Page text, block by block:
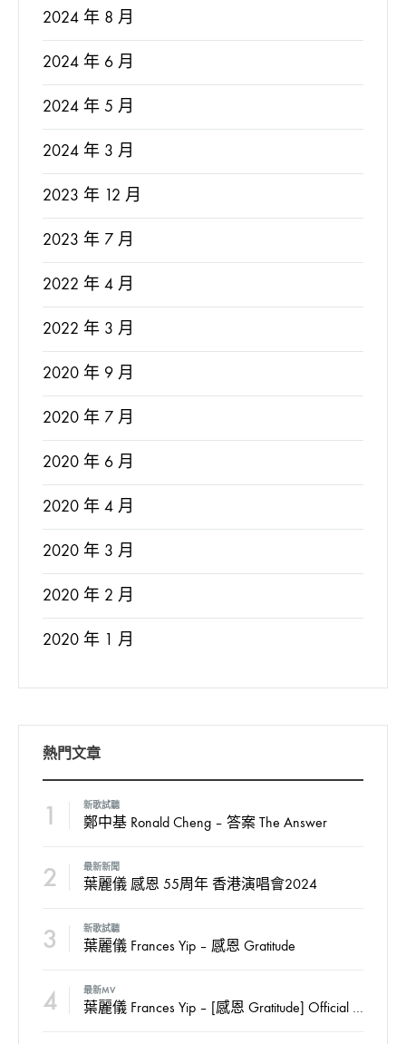
2024 年 8 月
2024 年 6 月
2024 年 5 月
2024 年 3 月
2023 年 12 月
2023 年 7 月
2022 年 4 月
2022 年 3 月
2020 年 9 月
2020 年 7 月
2020 年 6 月
2020 年 4 月
2020 年 3 月
2020 年 2 月
2020 年 1 月
熱門文章
1 新歌試聽
鄭中基 Ronald Cheng – 答案 The Answer
2 最新新聞
葉麗儀 感恩 55周年 香港演唱會2024
3 新歌試聽
葉麗儀 Frances Yip – 感恩 Gratitude
4 最新MV